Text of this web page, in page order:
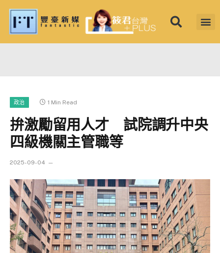
政治 1 Min Read
拚激勵留用人才 試院調升中央
四級機關主管職等
2025-09-04